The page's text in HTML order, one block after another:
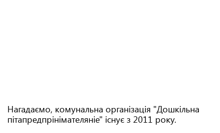
Нагадаємо, комунальна організація "Дошкільна
пітапредпрінімателяніе" існує з 2011 року.